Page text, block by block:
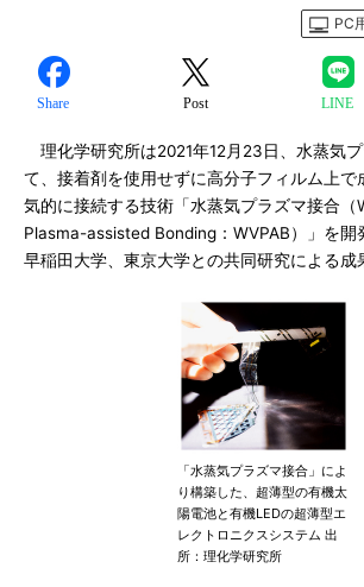
PC
Share Post LINE
理化学研究所は2021年12月23日、水蒸気
て、接着剤を使用せずに高分子フィルム上で
気的に接続する技術「水蒸気プラズマ接合（
Plasma-assisted Bonding：WVPAB）」を開
早稲田大学、東京大学との共同研究による成
「水蒸気プラズマ接合」によ
り構築した、超薄型の有機太
陽電池と有機LEDの超薄型エ
レクトロニクスシステム 出
所：理化学研究所